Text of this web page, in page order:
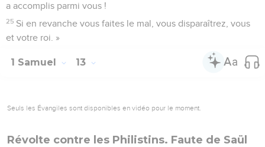
a accomplis parmi vous !
25 Si en revanche vous faites le mal, vous disparaîtrez, vous
et votre roi. »
1 Samuel 13
Seuls les Évangiles sont disponibles en vidéo pour le moment.
Révolte contre les Philistins. Faute de Saül